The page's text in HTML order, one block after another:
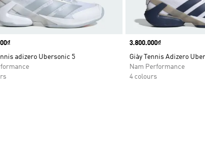
adizero Ubersonic 5
Price
3.800.000₫
Giày Tennis Adizero
Nam Performance
4 colours